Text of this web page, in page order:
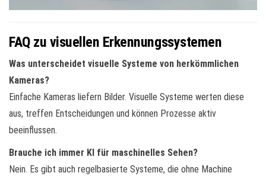
FAQ zu visuellen Erkennungssystemen
Was unterscheidet visuelle Systeme von herkömmlichen
Kameras?
Einfache Kameras liefern Bilder. Visuelle Systeme werten diese
aus, treffen Entscheidungen und können Prozesse aktiv
beeinflussen.
Brauche ich immer KI für maschinelles Sehen?
Nein. Es gibt auch regelbasierte Systeme, die ohne Machine